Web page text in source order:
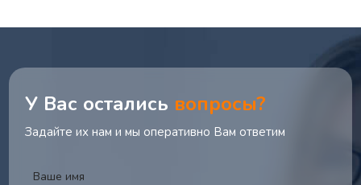
У Вас остались вопросы?
Задайте их нам и мы оперативно Вам ответим